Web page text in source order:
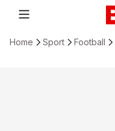
Home Sport Football